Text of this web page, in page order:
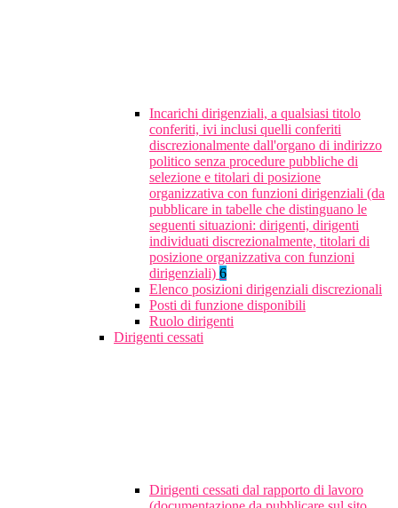
Incarichi dirigenziali, a qualsiasi titolo
conferiti, ivi inclusi quelli conferiti
discrezionalmente dall'organo di indirizzo
politico senza procedure pubbliche di
selezione e titolari di posizione
organizzativa con funzioni dirigenziali (da
pubblicare in tabelle che distinguano le
seguenti situazioni: dirigenti, dirigenti
individuati discrezionalmente, titolari di
posizione organizzativa con funzioni
dirigenziali) 6
Elenco posizioni dirigenziali discrezionali
Posti di funzione disponibili
Ruolo dirigenti
Dirigenti cessati
Dirigenti cessati dal rapporto di lavoro